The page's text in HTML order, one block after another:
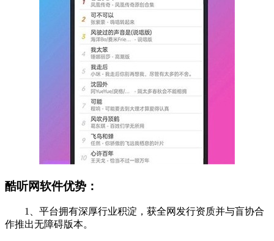
酷听网软件优势：
1、平台拥有深厚行业积淀，获全网发行资质并与盲协合
作推出无障碍版本。